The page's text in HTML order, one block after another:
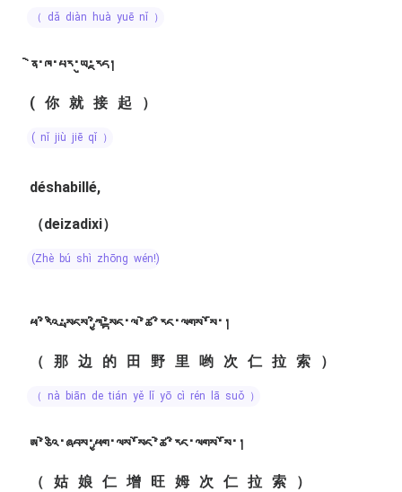
（ dǎ diàn huà yuē nǐ ）
ནེ་ཁ་པར་ཡུ་རྔད།
(你就接起）
( nǐ jiù jiē qǐ ）
déshabillé,
（deizadixi）
(zhè bú shì zhōng wén!)
ཕ་རིའི་སྤངས་ཀྱི་སྟེང་ལ་ཚེ་རིང་ལགས་སོ་།
（那边的田野里哟次仁拉索）
（ nà biān de tián yě lǐ yō cì rén lā suǒ ）
ཨ་ཅེའི་ཞབས་ཕྱག་ལས་སོང་ཚེ་རིང་ལགས་སོ་།
（姑娘仁增旺姆次仁拉索）